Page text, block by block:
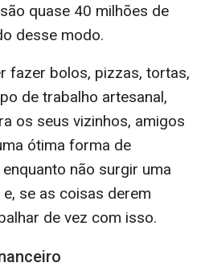
quase 40 milhões de
desse modo.
fazer bolos, pizzas, tortas,
de trabalho artesanal,
os seus vizinhos, amigos
ótima forma de
não surgir uma
se as coisas derem
de vez com isso.